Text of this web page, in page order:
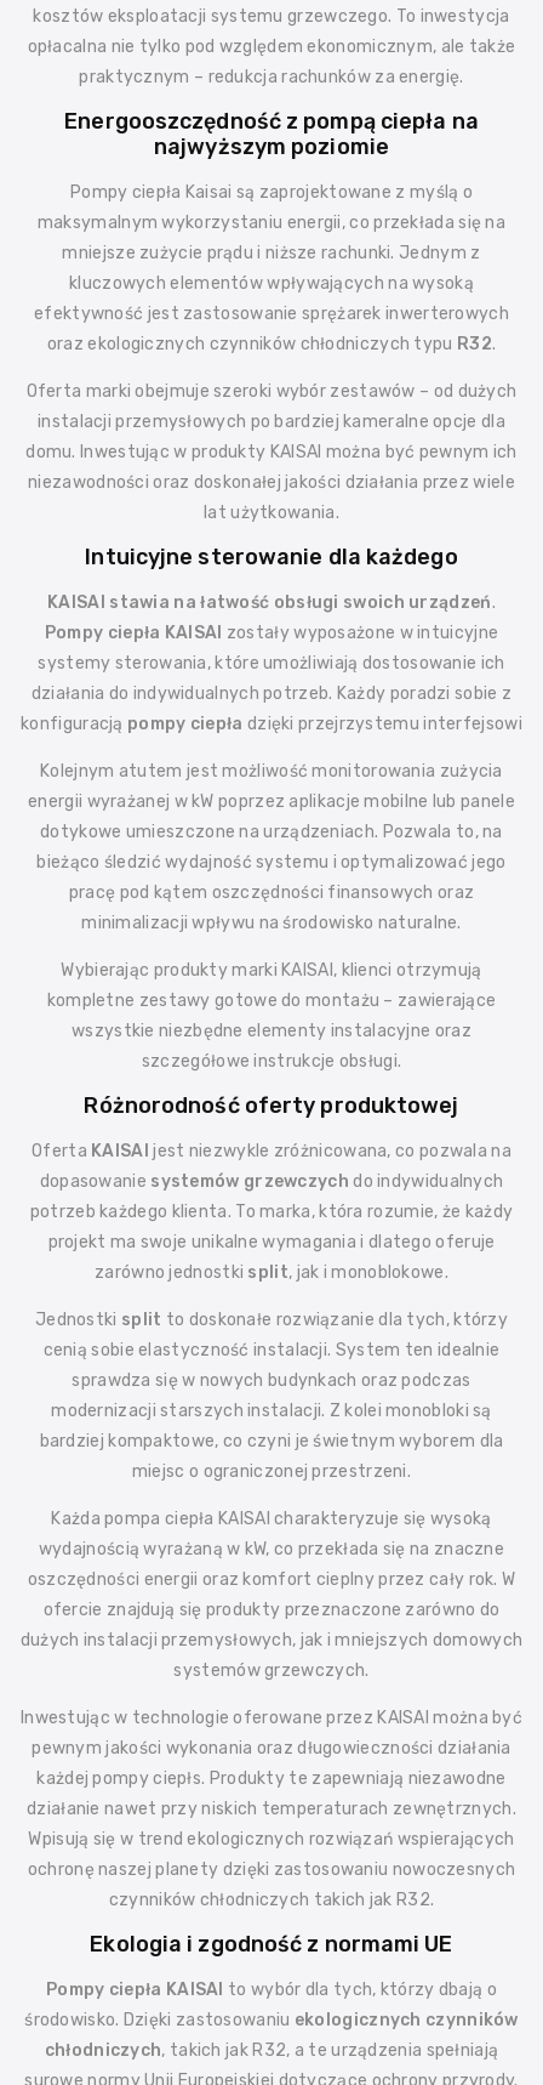
kosztów eksploatacji systemu grzewczego. To inwestycja
opłacalna nie tylko pod względem ekonomicznym, ale także
praktycznym – redukcja rachunków za energię.
Energooszczędność z pompą ciepła na
najwyższym poziomie
Pompy ciepła Kaisai są zaprojektowane z myślą o
maksymalnym wykorzystaniu energii, co przekłada się na
mniejsze zużycie prądu i niższe rachunki. Jednym z
kluczowych elementów wpływających na wysoką
efektywność jest zastosowanie sprężarek inwerterowych
oraz ekologicznych czynników chłodniczych typu R32.
Oferta marki obejmuje szeroki wybór zestawów – od dużych
instalacji przemysłowych po bardziej kameralne opcje dla
domu. Inwestując w produkty KAISAI można być pewnym ich
niezawodności oraz doskonałej jakości działania przez wiele
lat użytkowania.
Intuicyjne sterowanie dla każdego
KAISAI stawia na łatwość obsługi swoich urządzeń.
Pompy ciepła KAISAI zostały wyposażone w intuicyjne
systemy sterowania, które umożliwiają dostosowanie ich
działania do indywidualnych potrzeb. Każdy poradzi sobie z
konfiguracją pompy ciepła dzięki przejrzystemu interfejsowi
Kolejnym atutem jest możliwość monitorowania zużycia
energii wyrażanej w kW poprzez aplikacje mobilne lub panele
dotykowe umieszczone na urządzeniach. Pozwala to, na
bieżąco śledzić wydajność systemu i optymalizować jego
pracę pod kątem oszczędności finansowych oraz
minimalizacji wpływu na środowisko naturalne.
Wybierając produkty marki KAISAI, klienci otrzymują
kompletne zestawy gotowe do montażu – zawierające
wszystkie niezbędne elementy instalacyjne oraz
szczegółowe instrukcje obsługi.
Różnorodność oferty produktowej
Oferta KAISAI jest niezwykle zróżnicowana, co pozwala na
dopasowanie systemów grzewczych do indywidualnych
potrzeb każdego klienta. To marka, która rozumie, że każdy
projekt ma swoje unikalne wymagania i dlatego oferuje
zarówno jednostki split, jak i monoblokowe.
Jednostki split to doskonałe rozwiązanie dla tych, którzy
cenią sobie elastyczność instalacji. System ten idealnie
sprawdza się w nowych budynkach oraz podczas
modernizacji starszych instalacji. Z kolei monobloki są
bardziej kompaktowe, co czyni je świetnym wyborem dla
miejsc o ograniczonej przestrzeni.
Każda pompa ciepła KAISAI charakteryzuje się wysoką
wydajnością wyrażaną w kW, co przekłada się na znaczne
oszczędności energii oraz komfort cieplny przez cały rok. W
ofercie znajdują się produkty przeznaczone zarówno do
dużych instalacji przemysłowych, jak i mniejszych domowych
systemów grzewczych.
Inwestując w technologie oferowane przez KAISAI można być
pewnym jakości wykonania oraz długowieczności działania
każdej pompy ciepłs. Produkty te zapewniają niezawodne
działanie nawet przy niskich temperaturach zewnętrznych.
Wpisują się w trend ekologicznych rozwiązań wspierających
ochronę naszej planety dzięki zastosowaniu nowoczesnych
czynników chłodniczych takich jak R32.
Ekologia i zgodność z normami UE
Pompy ciepła KAISAI to wybór dla tych, którzy dbają o
środowisko. Dzięki zastosowaniu ekologicznych czynników
chłodniczych, takich jak R32, a te urządzenia spełniają
surowe normy Unii Europejskiej dotyczące ochrony przyrody.